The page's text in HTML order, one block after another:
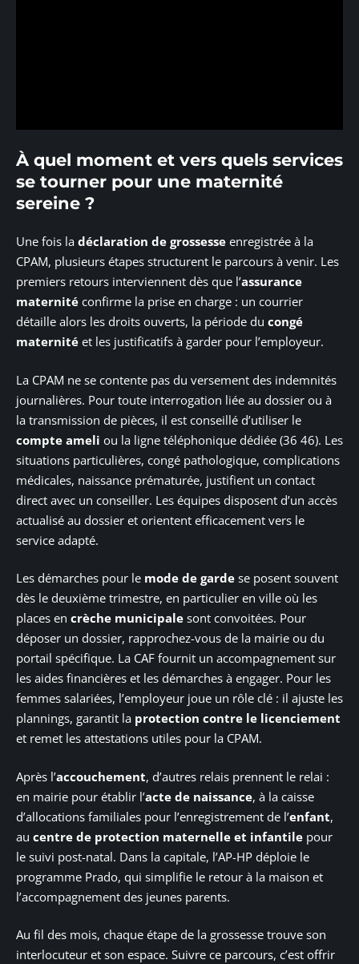
À quel moment et vers quels services
se tourner pour une maternité
sereine ?
Une fois la déclaration de grossesse enregistrée à la
CPAM, plusieurs étapes structurent le parcours à venir. Les
premiers retours interviennent dès que l’assurance
maternité confirme la prise en charge : un courrier
détaille alors les droits ouverts, la période du congé
maternité et les justificatifs à garder pour l’employeur.
La CPAM ne se contente pas du versement des indemnités
journalières. Pour toute interrogation liée au dossier ou à
la transmission de pièces, il est conseillé d’utiliser le
compte ameli ou la ligne téléphonique dédiée (36 46). Les
situations particulières, congé pathologique, complications
médicales, naissance prématurée, justifient un contact
direct avec un conseiller. Les équipes disposent d’un accès
actualisé au dossier et orientent efficacement vers le
service adapté.
Les démarches pour le mode de garde se posent souvent
dès le deuxième trimestre, en particulier en ville où les
places en crèche municipale sont convoitées. Pour
déposer un dossier, rapprochez-vous de la mairie ou du
portail spécifique. La CAF fournit un accompagnement sur
les aides financières et les démarches à engager. Pour les
femmes salariées, l’employeur joue un rôle clé : il ajuste les
plannings, garantit la protection contre le licenciement
et remet les attestations utiles pour la CPAM.
Après l’accouchement, d’autres relais prennent le relai :
en mairie pour établir l’acte de naissance, à la caisse
d’allocations familiales pour l’enregistrement de l’enfant,
au centre de protection maternelle et infantile pour
le suivi post-natal. Dans la capitale, l’AP-HP déploie le
programme Prado, qui simplifie le retour à la maison et
l’accompagnement des jeunes parents.
Au fil des mois, chaque étape de la grossesse trouve son
interlocuteur et son espace. Suivre ce parcours, c’est offrir